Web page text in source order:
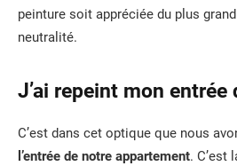
peinture soit appréciée du plus
neutralité.
J’ai repeint mon entrée
C’est dans cet optique que nous
l’entrée de notre appartement. C’est